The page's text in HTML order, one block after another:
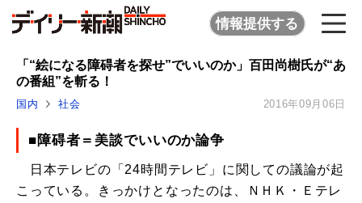
情報提供する
「“絵になる障碍者を探せ”でいいのか」百田尚樹氏が“あ
の番組”を斬る！
国内 社会 2016年09月06日
■障碍者＝美談でいいのか論争
日本テレビの「24時間テレビ」に関しての議論が起
こっている。きっかけとなったのは、ＮＨＫ・Ｅテレ